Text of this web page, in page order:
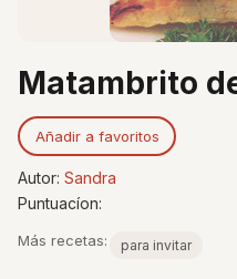
Matambrito
Añadir a favoritos
Autor: Sandra
Puntuacíon:
Más recetas: para invitar